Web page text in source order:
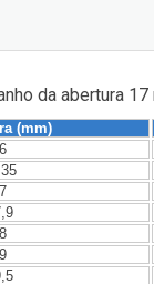
da abertura 17
(mm)
6
7
8
9